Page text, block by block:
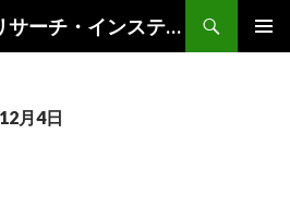
グローバルマクロ・リサーチ・インスティテュート
月4日